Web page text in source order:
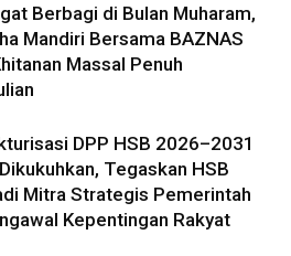
Berbagi di Bulan Muharam,
Mandiri Bersama BAZNAS
Massal Penuh
DPP HSB 2026–2031
Tegaskan HSB
Mitra Strategis Pemerintah
Kepentingan Rakyat